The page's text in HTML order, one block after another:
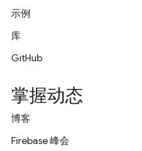
示例
库
GitHub
掌握动态
博客
Firebase 峰会